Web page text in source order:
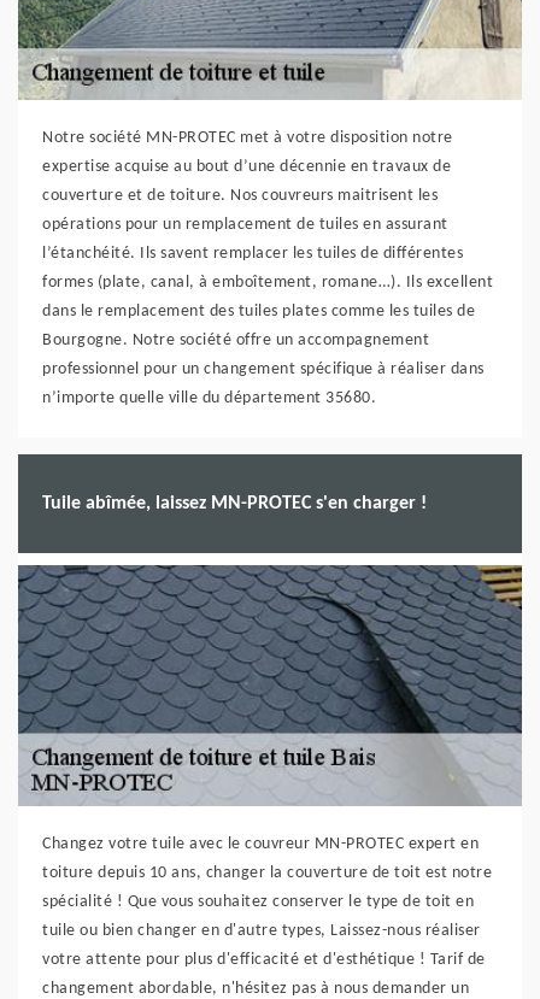
Notre société MN-PROTEC met à votre disposition notre
expertise acquise au bout d’une décennie en travaux de
couverture et de toiture. Nos couvreurs maitrisent les
opérations pour un remplacement de tuiles en assurant
l’étanchéité. Ils savent remplacer les tuiles de différentes
formes (plate, canal, à emboîtement, romane…). Ils excellent
dans le remplacement des tuiles plates comme les tuiles de
Bourgogne. Notre société offre un accompagnement
professionnel pour un changement spécifique à réaliser dans
n’importe quelle ville du département 35680.
Tuile abîmée, laissez MN-PROTEC s'en charger !
Changez votre tuile avec le couvreur MN-PROTEC expert en
toiture depuis 10 ans, changer la couverture de toit est notre
spécialité ! Que vous souhaitez conserver le type de toit en
tuile ou bien changer en d'autre types, Laissez-nous réaliser
votre attente pour plus d'efficacité et d'esthétique ! Tarif de
changement abordable, n'hésitez pas à nous demander un